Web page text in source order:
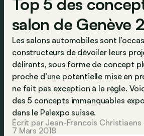
Top 5 des
salon de Genève
Les salons automobiles sont
constructeurs de dévoiler leurs
délirants, sous forme de concept
proche d’une potentielle mise en
ne fait pas exception à la règle.
des 5 concepts immanquables
dans le Palexpo suisse.
Écrit par Jean-Francois Christiaens
7 Mars 2018